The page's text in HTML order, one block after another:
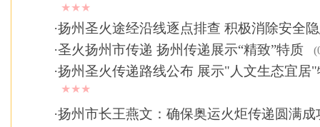
★★★
·扬州圣火途经沿线逐点排查 积极消除安全
·圣火扬州市传递 扬州传递展示“精致”特质
·扬州圣火传递路线公布 展示"人文生态宜居"
★★★
·扬州市长王燕文：确保奥运火炬传递圆满成